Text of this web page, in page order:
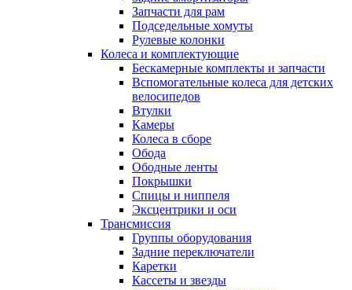
Запчасти для рам
Подседельные хомуты
Рулевые колонки
Колеса и комплектующие
Бескамерные комплекты и запчасти
Вспомогательные колеса для детских
велосипедов
Втулки
Камеры
Колеса в сборе
Обода
Ободные ленты
Покрышки
Спицы и ниппеля
Эксцентрики и оси
Трансмиссия
Группы оборудования
Задние переключатели
Каретки
Кассеты и звезды